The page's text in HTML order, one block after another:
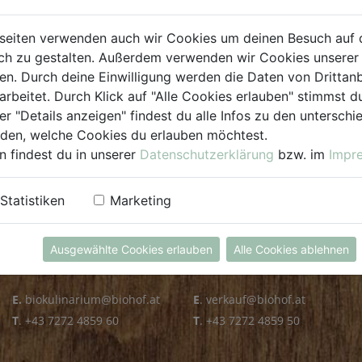
KULINARIUM
Mo - Fr: 8.00 - 14.30 Uhr
E. biokulinarium@biohof.at
T. +43 7272 4859 60
GROSSHANDEL
Mo - Do: 8.00 - 16.00 Uhr
E. verkauf@biohof.at
T. +43 7272 4859 50
verwenden auch wir Cookies um deinen Besuch auf
zu gestalten. Außerdem verwenden wir Cookies
Durch deine Einwilligung werden die Daten von
Durch Klick auf "Alle Cookies erlauben" stimmst
"Details anzeigen" findest du alle Infos zu den
welche Cookies du erlauben möchtest.
findest du in unserer Datenschutzerklärung bzw. im
Statistiken Marketing
Ausgewählte Cookies erlauben Alle Cookies ablehnen